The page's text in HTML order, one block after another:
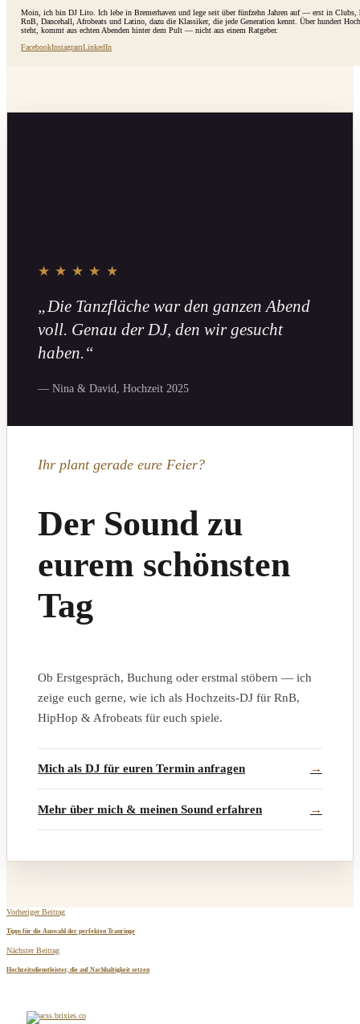
Moin, ich bin DJ Lito. Ich lebe in Bremerhaven und lege seit über fünfzehn Jahren auf — erst in
RnB, Dancehall, Afrobeats und Latino, dazu die Klassiker, die jede Generation kennt. Über hundert
steht, kommt aus echten Abenden hinter dem Pult — nicht aus einem Ratgeber.
FacebookInstagramLinkedIn
★★★★★
„Die Tanzfläche war den ganzen Abend
voll. Genau der DJ, den wir gesucht
haben.“
— Nina & David, Hochzeit 2025
Ihr plant gerade eure Feier?
Der Sound zu
eurem schönsten
Tag
Ob Erstgespräch, Buchung oder erstmal stöbern — ich
zeige euch gerne, wie ich als Hochzeits-DJ für RnB,
HipHop & Afrobeats für euch spiele.
Mich als DJ für euren Termin anfragen
Mehr über mich & meinen Sound erfahren
Vorheriger Beitrag
Tipps für die Auswahl der perfekten Trauringe
Nächster Beitrag
Hochzeitsdienstleister, die auf Nachhaltigkeit setzen